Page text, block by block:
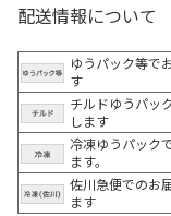
配送情報について
ゆうパック等で
す
チルドゆうパッ
します
冷凍ゆうパック
ます。
佐川急便でのお
ます